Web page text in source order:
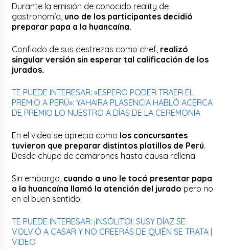
Durante la emisión de conocido reality de
gastronomía, uno de los participantes decidió
preparar papa a la huancaína.
Confiado de sus destrezas como chef, realizó
singular versión sin esperar tal calificación de los
jurados.
TE PUEDE INTERESAR: «ESPERO PODER TRAER EL
PREMIO A PERÚ»: YAHAIRA PLASENCIA HABLÓ ACERCA
DE PREMIO LO NUESTRO A DÍAS DE LA CEREMONIA
En el video se aprecia como los concursantes
tuvieron que preparar distintos platillos de Perú.
Desde chupe de camarones hasta causa rellena.
Sin embargo, cuando a uno le tocó presentar papa
a la huancaína llamó la atención del jurado pero no
en el buen sentido.
TE PUEDE INTERESAR: ¡INSÓLITO!: SUSY DÍAZ SE
VOLVIÓ A CASAR Y NO CREERÁS DE QUIÉN SE TRATA |
VIDEO